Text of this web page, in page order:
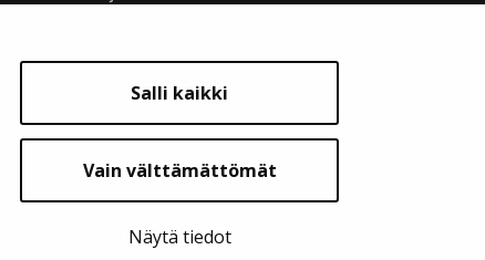
Salli kaikki
Vain välttämättömät
Näytä tiedot
Näytä evästeasetukset